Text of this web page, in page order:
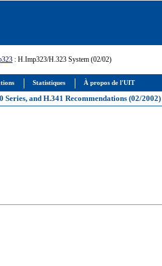
Statistiques À propos de l'UIT
: H.Imp323/H.323 System (02/02)
and H.341 Recommendations (02/2002)